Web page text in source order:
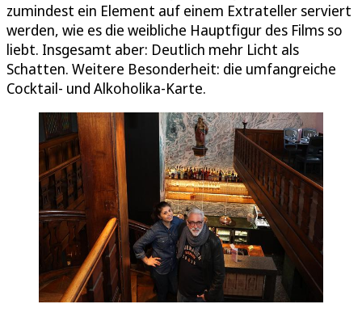
zumindest ein Element auf einem Extrateller serviert
werden, wie es die weibliche Hauptfigur des Films so
liebt. Insgesamt aber: Deutlich mehr Licht als
Schatten. Weitere Besonderheit: die umfangreiche
Cocktail- und Alkoholika-Karte.